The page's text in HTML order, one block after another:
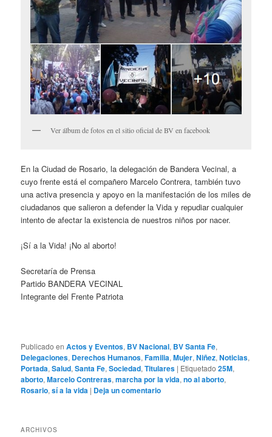
Ver álbum de fotos en el sitio oficial de BV en facebook
En la Ciudad de Rosario, la delegación de Bandera Vecinal, a
cuyo frente está el compañero Marcelo Contrera, también tuvo
una activa presencia y apoyo en la manifestación de los miles de
ciudadanos que salieron a defender la Vida y repudiar cualquier
intento de afectar la existencia de nuestros niños por nacer.
¡Sí a la Vida! ¡No al aborto!
Secretaría de Prensa
Partido BANDERA VECINAL
Integrante del Frente Patriota
Publicado en Actos y Eventos, BV Nacional, BV Santa Fe,
Delegaciones, Derechos Humanos,Familia,Mujer,Niñez,Noticias,
Portada,Salud,Santa Fe,Sociedad,Titulares | Etiquetado 25M,
aborto,Marcelo Contreras,marcha por la vida,no al aborto,
Rosario,sí a la vida | Deja un comentario
ARCHIVOS